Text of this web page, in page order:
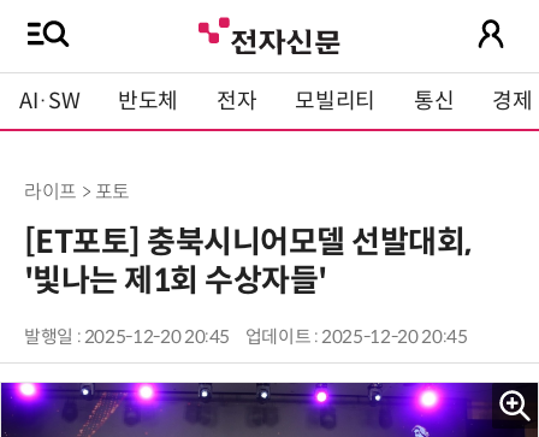
AI·SW 반도체 전자 모빌리티 통신 경제
라이프 > 포토
[ET포토] 충북시니어모델 선발대회,
'빛나는 제1회 수상자들'
발행일 : 2025-12-20 20:45 업데이트 : 2025-12-20 20:45